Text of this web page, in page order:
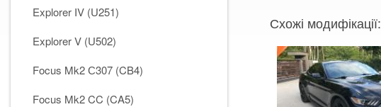
Explorer IV (U251)
Explorer V (U502)
Focus Mk2 С307 (CB4)
Focus Mk2 CC (CA5)
Схожі модифікації: